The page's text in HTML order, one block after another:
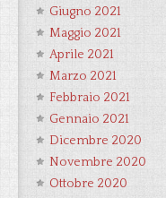
Giugno 2021
Maggio 2021
Aprile 2021
Marzo 2021
Febbraio 2021
Gennaio 2021
Dicembre 2020
Novembre 2020
Ottobre 2020